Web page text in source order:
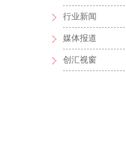
行业新闻
媒体报道
创汇视窗